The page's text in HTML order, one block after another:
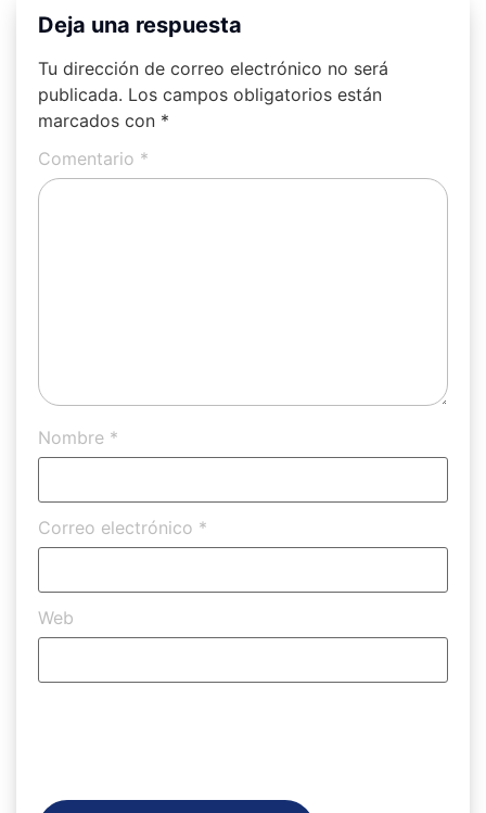
Deja una respuesta
Tu dirección de correo electrónico no será
publicada. Los campos obligatorios están
marcados con *
Comentario *
Nombre *
Correo electrónico *
Web